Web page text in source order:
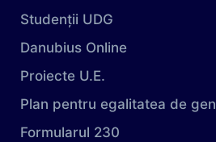
Studenții UDG
Danubius Online
Proiecte U.E.
Plan pentru egalitatea de gen
Formularul 230